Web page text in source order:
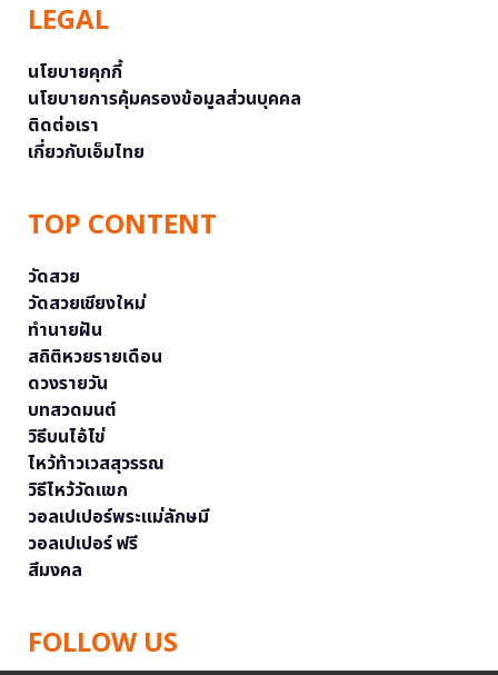
LEGAL
นโยบายคุกกี้
นโยบายการคุ้มครองข้อมูลส่วนบุคคล
ติดต่อเรา
เกี่ยวกับเอ็มไทย
TOP CONTENT
วัดสวย
วัดสวยเชียงใหม่
ทำนายฝัน
สถิติหวยรายเดือน
ดวงรายวัน
บทสวดมนต์
วิธีบนไอ้ไข่
ไหว้ท้าวเวสสุวรรณ
วิธีไหว้วัดแขก
วอลเปเปอร์พระแม่ลักษมี
วอลเปเปอร์ ฟรี
สีมงคล
FOLLOW US